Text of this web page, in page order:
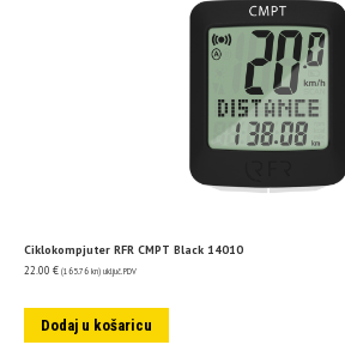
Ciklokompjuter RFR CMPT Black 14010
22.00 € (165.76 kn) uključ. PDV
Dodaj u košaricu